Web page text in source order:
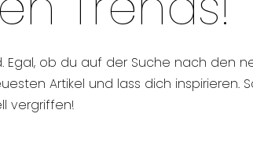
Egal, ob du auf der Suche nach den
Artikel und lass dich inspirieren.
vergriffen!